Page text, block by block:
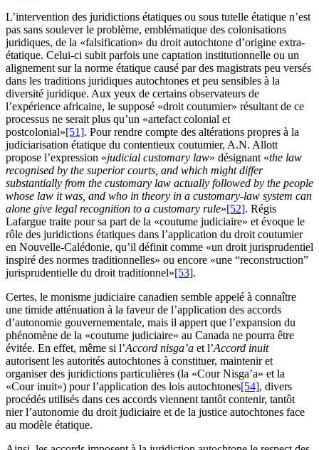
L’intervention des juridictions étatiques ou sous tutelle étatique n’est
pas sans soulever le problème, emblématique des colonisations
juridiques, de la «falsification» du droit autochtone d’origine extra-
étatique. Celui-ci subit parfois une captation institutionnelle ou un
alignement sur la norme étatique causé par des magistrats peu versés
dans les traditions juridiques autochtones et peu sensibles à la
diversité juridique. Aux yeux de certains observateurs de
l’expérience africaine, le supposé «droit coutumier» résultant de ce
processus ne serait plus qu’un «artefact colonial et
postcolonial»[51]. Pour rendre compte des altérations propres à la
judiciarisation étatique du contentieux coutumier, A.N. Allott
propose l’expression «judicial customary law» désignant «the law
recognised by the superior courts, and which might differ
substantially from the customary law actually followed by the people
whose law it was, and who in theory in a customary-law system can
alone give legal recognition to a customary rule»[52]. Régis
Lafargue traite pour sa part de la «coutume judiciaire» et évoque le
rôle des juridictions étatiques dans l’application du droit coutumier
en Nouvelle-Calédonie, qu’il définit comme «un droit jurisprudentiel
inspiré des normes traditionnelles» ou encore «une “reconstruction”
jurisprudentielle du droit traditionnel»[53].
Certes, le monisme judiciaire canadien semble appelé à connaître
une timide atténuation à la faveur de l’application des accords
d’autonomie gouvernementale, mais il appert que l’expansion du
phénomène de la «coutume judiciaire» au Canada ne pourra être
évitée. En effet, même si l’Accord nisga’a et l’Accord inuit
autorisent les autorités autochtones à constituer, maintenir et
organiser des juridictions particulières (la «Cour Nisga’a» et la
«Cour inuit») pour l’application des lois autochtones[54], divers
procédés utilisés dans ces accords viennent tantôt contenir, tantôt
nier l’autonomie du droit judiciaire et de la justice autochtones face
au modèle étatique.